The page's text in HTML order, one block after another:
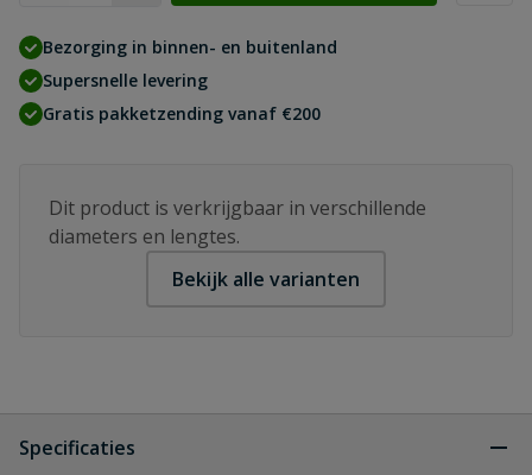
Bezorging in binnen- en buitenland
Supersnelle levering
Gratis pakketzending vanaf €200
Dit product is verkrijgbaar in verschillende
diameters en lengtes.
Bekijk alle varianten
Specificaties